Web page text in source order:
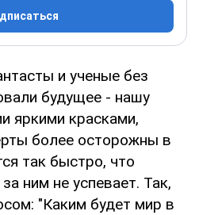
и ученые без
будущее - нашу
яркими красками,
более осторожны в
так быстро, что
ним не успевает. Так,
"Каким будет мир в